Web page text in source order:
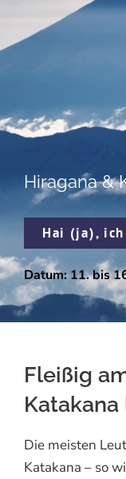
Hiragana &
Hai (ja),
Datum: 11. bis
Fleißig
Katakana
Die meisten
Katakana – so